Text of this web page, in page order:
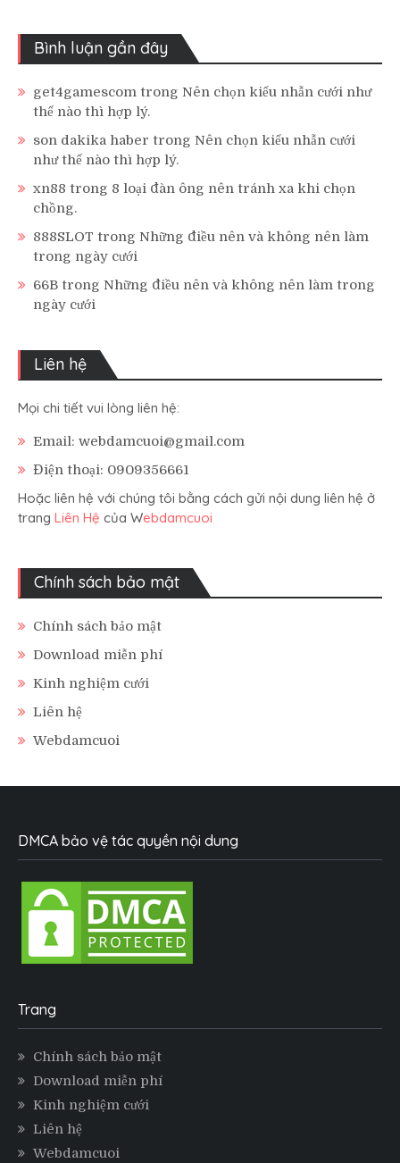
Bình luận gần đây
get4gamescom trong Nên chọn kiểu nhẫn cưới như
thế nào thì hợp lý.
son dakika haber trong Nên chọn kiểu nhẫn cưới
như thế nào thì hợp lý.
xn88 trong 8 loại đàn ông nên tránh xa khi chọn
chồng.
888SLOT trong Những điều nên và không nên làm
trong ngày cưới
66B trong Những điều nên và không nên làm trong
ngày cưới
Liên hệ
Mọi chi tiết vui lòng liên hệ:
Email: webdamcuoi@gmail.com
Điện thoại: 0909356661
Hoặc liên hệ với chúng tôi bằng cách gửi nội dung liên hệ ở
trang Liên Hệ của Webdamcuoi
Chính sách bảo mật
Chính sách bảo mật
Download miễn phí
Kinh nghiệm cưới
Liên hệ
Webdamcuoi
DMCA bảo vệ tác quyền nội dung
Trang
Chính sách bảo mật
Download miễn phí
Kinh nghiệm cưới
Liên hệ
Webdamcuoi